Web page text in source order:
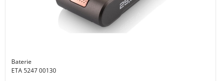
Baterie
ETA 5247 00130